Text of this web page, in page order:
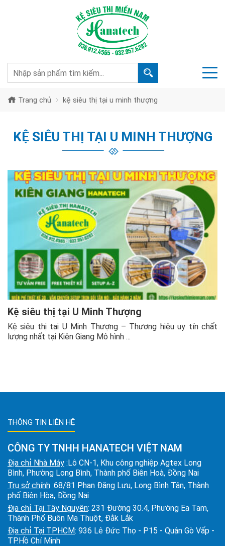
Trang chủ kệ siêu thị tại u minh thượng
KỆ SIÊU THỊ TẠI U MINH THƯỢNG
Kệ siêu thị tại U Minh Thượng
Kệ siêu thị tại U Minh Thượng – Thương hiệu uy tín chất
lượng nhất tại Kiên Giang Mô hình ...
THÔNG TIN LIÊN HỆ
CÔNG TY TNHH HANATECH VIỆT NAM
Địa chỉ Nhà Máy :Lô CN-1, Khu công nghiệp Agtex Long
Bình, Phường Long Bình, Thành phố Biên Hoà, Đồng Nai
Trụ sở chính :68/81 Phan Đăng Lưu, Long Bình Tân, Thành
phố Biên Hòa, Đồng Nai
Địa chỉ Tại Tây Nguyên: 231 Đường 30.4, Phường Ea Tam,
Thành Phố Buôn Ma Thuột, Đắk Lắk
Địa chỉ Tại TPHCM: 936 Lê Đức Thọ - P15 - Quận Gò Vấp -
TP.Hồ Chí Minh